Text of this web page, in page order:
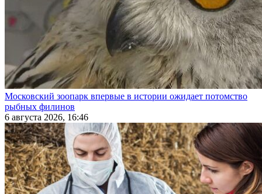
Московский зоопарк впервые в истории ожидает потомство
рыбных филинов
6 августа 2026, 16:46